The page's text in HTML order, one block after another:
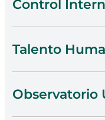
Control
Talento
Observatorio